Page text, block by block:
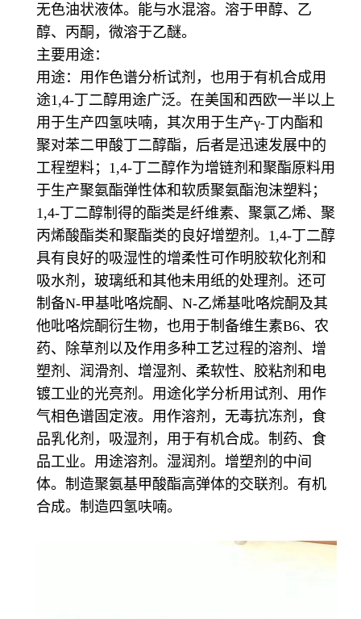
无色油状液体。能与水混溶。溶于甲醇、乙
醇、丙酮，微溶于乙醚。
主要用途：
用途：用作色谱分析试剂，也用于有机合成用
途1,4-丁二醇用途广泛。在美国和西欧一半以上
用于生产四氢呋喃，其次用于生产γ-丁内酯和
聚对苯二甲酸丁二醇酯，后者是迅速发展中的
工程塑料；1,4-丁二醇作为增链剂和聚酯原料用
于生产聚氨酯弹性体和软质聚氨酯泡沫塑料；
1,4-丁二醇制得的酯类是纤维素、聚氯乙烯、聚
丙烯酸酯类和聚酯类的良好增塑剂。1,4-丁二醇
具有良好的吸湿性的增柔性可作明胶软化剂和
吸水剂，玻璃纸和其他未用纸的处理剂。还可
制备N-甲基吡咯烷酮、N-乙烯基吡咯烷酮及其
他吡咯烷酮衍生物，也用于制备维生素B6、农
药、除草剂以及作用多种工艺过程的溶剂、增
塑剂、润滑剂、增湿剂、柔软性、胶粘剂和电
镀工业的光亮剂。用途化学分析用试剂、用作
气相色谱固定液。用作溶剂，无毒抗冻剂，食
品乳化剂，吸湿剂，用于有机合成。制药、食
品工业。用途溶剂。湿润剂。增塑剂的中间
体。制造聚氨基甲酸酯高弹体的交联剂。有机
合成。制造四氢呋喃。